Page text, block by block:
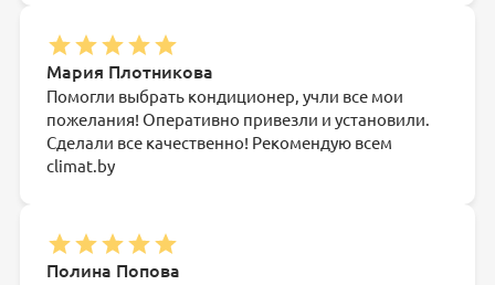
Мария Плотникова
Помогли выбрать кондиционер, учли все мои
пожелания! Оперативно привезли и установили.
Сделали все качественно! Рекомендую всем
climat.by
Полина Попова